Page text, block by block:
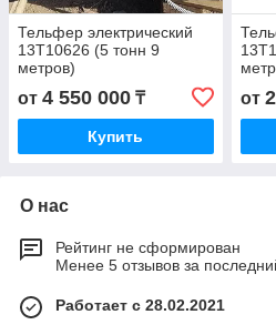
Тельфер электрический
13Т10626 (5 тонн 9
метров)
от 4 550 000 ₸
Купить
от
О нас
Рейтинг не сформирован
Менее 5 отзывов за
Работает с 28.02.2021